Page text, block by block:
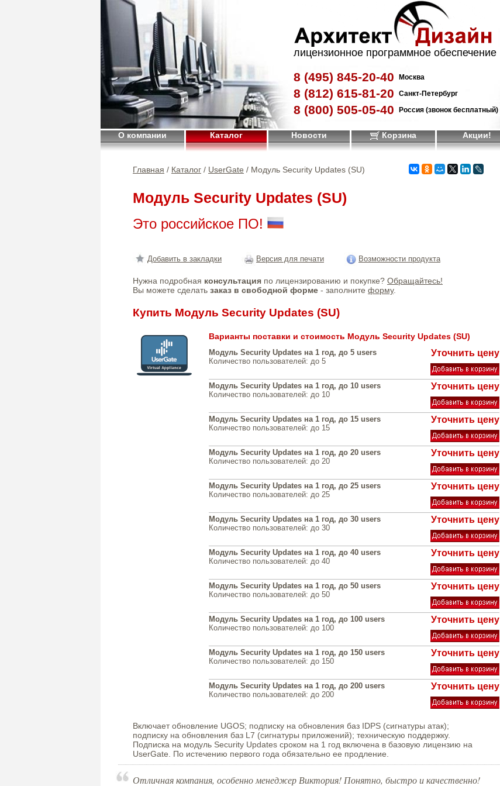
лицензионное программное обеспечение
8 (495) 845-20-40 Москва
8 (812) 615-81-20 Санкт-Петербург
8 (800) 505-05-40 Россия (звонок бесплатный)
О компании Каталог Новости Корзина Акции!
Главная / Каталог / UserGate / Модуль Security Updates (SU)
Модуль Security Updates (SU)
Это российское ПО!
Добавить в закладки Версия для печати Возможности продукта
Нужна подробная консультация по лицензированию и покупке? Обращайтесь!
Вы можете сделать заказ в свободной форме - заполните форму.
Купить Модуль Security Updates (SU)
Варианты поставки и стоимость Модуль Security Updates (SU)
Модуль Security Updates на 1 год, до 5 users
Количество пользователей: до 5
Уточнить цену
Модуль Security Updates на 1 год, до 10 users
Количество пользователей: до 10
Уточнить цену
Модуль Security Updates на 1 год, до 15 users
Количество пользователей: до 15
Уточнить цену
Модуль Security Updates на 1 год, до 20 users
Количество пользователей: до 20
Уточнить цену
Модуль Security Updates на 1 год, до 25 users
Количество пользователей: до 25
Уточнить цену
Модуль Security Updates на 1 год, до 30 users
Количество пользователей: до 30
Уточнить цену
Модуль Security Updates на 1 год, до 40 users
Количество пользователей: до 40
Уточнить цену
Модуль Security Updates на 1 год, до 50 users
Количество пользователей: до 50
Уточнить цену
Модуль Security Updates на 1 год, до 100 users
Количество пользователей: до 100
Уточнить цену
Модуль Security Updates на 1 год, до 150 users
Количество пользователей: до 150
Уточнить цену
Модуль Security Updates на 1 год, до 200 users
Количество пользователей: до 200
Уточнить цену
Включает обновление UGOS; подписку на обновления баз IDPS (сигнатуры атак);
подписку на обновления баз L7 (сигнатуры приложений); техническую поддержку.
Подписка на модуль Security Updates сроком на 1 год включена в базовую лицензию на
UserGate. По истечению первого года обязательно ее продление.
Отличная компания, особенно менеджер Виктория! Понятно, быстро и качественно!